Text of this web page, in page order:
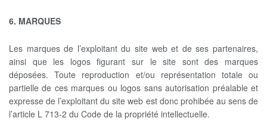
6. MARQUES
Les marques de l’exploitant du site web et de ses partenaires,
ainsi que les logos figurant sur le site sont des marques
déposées. Toute reproduction et/ou représentation totale ou
partielle de ces marques ou logos sans autorisation préalable et
expresse de l’exploitant du site web est donc prohibée au sens de
l’article L 713-2 du Code de la propriété intellectuelle.